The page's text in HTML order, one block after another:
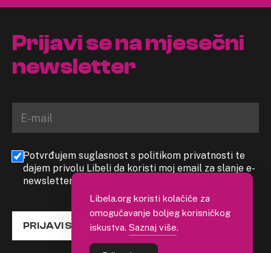
Prijavi se na mjesečni
newsletter
Potvrđujem suglasnost s politikom privatnosti te
dajem privolu Libeli da koristi moj email za slanje e-
newslettera
PRIJAVI SE
Libela.org koristi kolačiće za
omogućavanje boljeg korisničkog
iskustva. Saznaj više.